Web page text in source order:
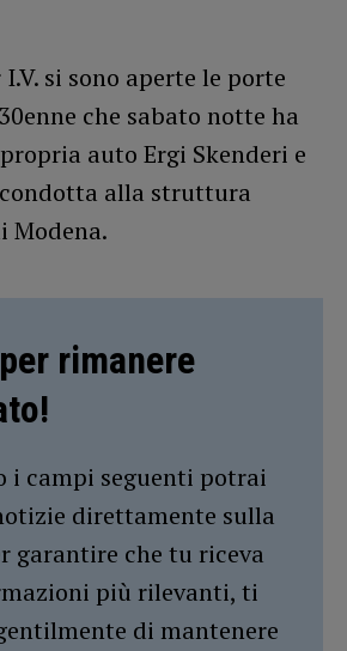
si sono aperte le porte
che sabato notte ha
auto Ergi Skenderi e
alla struttura
Modena.
rimanere
i campi seguenti potrai
direttamente sulla
garantire che tu riceva
più rilevanti, ti
di mantenere